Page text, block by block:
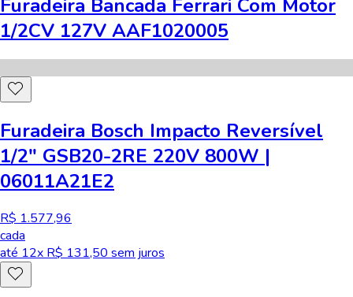
Furadeira Bancada Ferrari Com Motor
1/2CV 127V AAF1020005
Furadeira Bosch Impacto Reversível
1/2" GSB20-2RE 220V 800W |
06011A21E2
R$ 1.577,96
cada
até 12x R$ 131,50 sem juros